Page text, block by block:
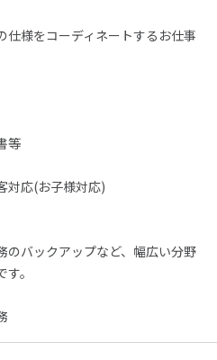
仕様をコーディネートするお仕事
等
対応(お子様対応)
のバックアップなど、幅広い分野
。